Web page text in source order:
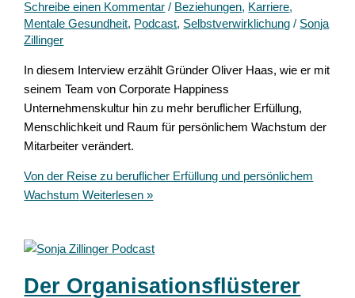
Schreibe einen Kommentar / Beziehungen, Karriere,
Mentale Gesundheit, Podcast, Selbstverwirklichung / Sonja
Zillinger
In diesem Interview erzählt Gründer Oliver Haas, wie er mit
seinem Team von Corporate Happiness
Unternehmenskultur hin zu mehr beruflicher Erfüllung,
Menschlichkeit und Raum für persönlichem Wachstum der
Mitarbeiter verändert.
Von der Reise zu beruflicher Erfüllung und persönlichem
Wachstum Weiterlesen »
Der Organisationsflüsterer